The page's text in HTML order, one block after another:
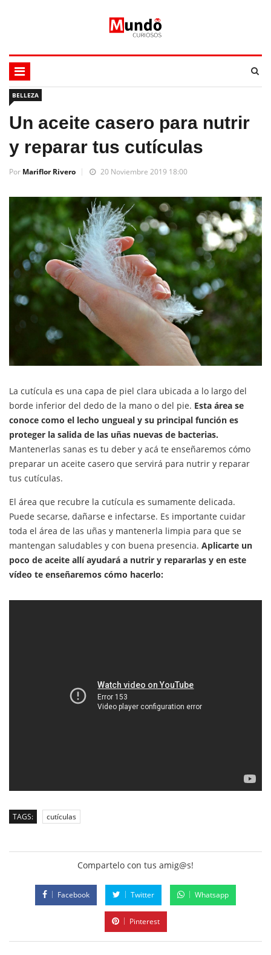
BELLEZA
Un aceite casero para nutrir
y reparar tus cutículas
Por Mariflor Rivero 20 Noviembre 2019 18:00
La cutícula es una capa de piel clara ubicada a lo largo del
borde inferior del dedo de la mano o del pie. Esta área se
conoce como el lecho ungueal y su principal función es
proteger la salida de las uñas nuevas de bacterias.
Mantenerlas sanas es tu deber y acá te enseñaremos cómo
preparar un aceite casero que servirá para nutrir y reparar
tus cutículas.
El área que recubre la cutícula es sumamente delicada.
Puede secarse, dañarse e infectarse. Es importante cuidar
toda el área de las uñas y mantenerla limpia para que se
mantengan saludables y con buena presencia. Aplicarte un
poco de aceite allí ayudará a nutrir y repararlas y en este
vídeo te enseñaremos cómo hacerlo:
TAGS: cutículas
Compartelo con tus amig@s!
Facebook Twitter Whatsapp
Pinterest